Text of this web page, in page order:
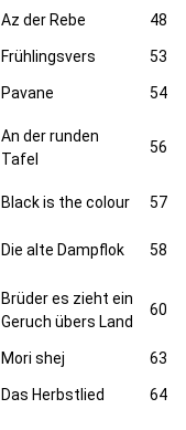
Az der Rebe 48
Frühlingsvers 53
Pavane 54
An der runden
Tafel
56
Black is the colour 57
Die alte Dampflok 58
Brüder es zieht ein
Geruch übers Land
60
Mori shej 63
Das Herbstlied 64